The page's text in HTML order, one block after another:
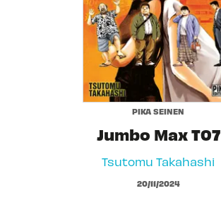
PIKA SEINEN
Jumbo Max T07
Tsutomu Takahashi
20/11/2024